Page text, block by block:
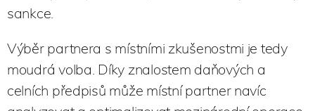
sankce.
Výběr partnera s místními zkušenostmi je tedy
moudrá volba. Díky znalostem daňových a
celních předpisů může místní partner navíc